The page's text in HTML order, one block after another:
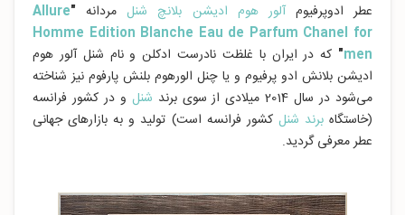
عطر ادوپرفیوم آلور هوم ادیشن بلانچ شنلمردانه "
Allure
Homme Edition Blanche Eau de Parfum Chanel for
men
" که در ایران با غلظت نادرست ادکلن و نام شنل آلور هوم
ادیشن بلانش ادو پرفیوم و یا چنل الورهوم بلنش پارفوم نیز شناخته
می‌شود در سال 2014 میلادی از سوی برند
شنل و در کشور فرانسه
(خاستگاهبرند شنل کشور فرانسه است) تولید و به بازارهای جهانی
عطر معرفی گردید.